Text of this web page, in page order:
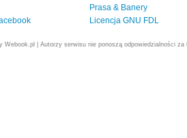
Prasa & Banery
Licencja GNU FDL
Webook.pl | Autorzy serwisu nie ponoszą odpowiedzialności